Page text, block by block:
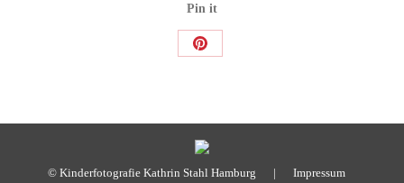
Pin it
Share
© Kinderfotografie Kathrin Stahl Hamburg | Impressum